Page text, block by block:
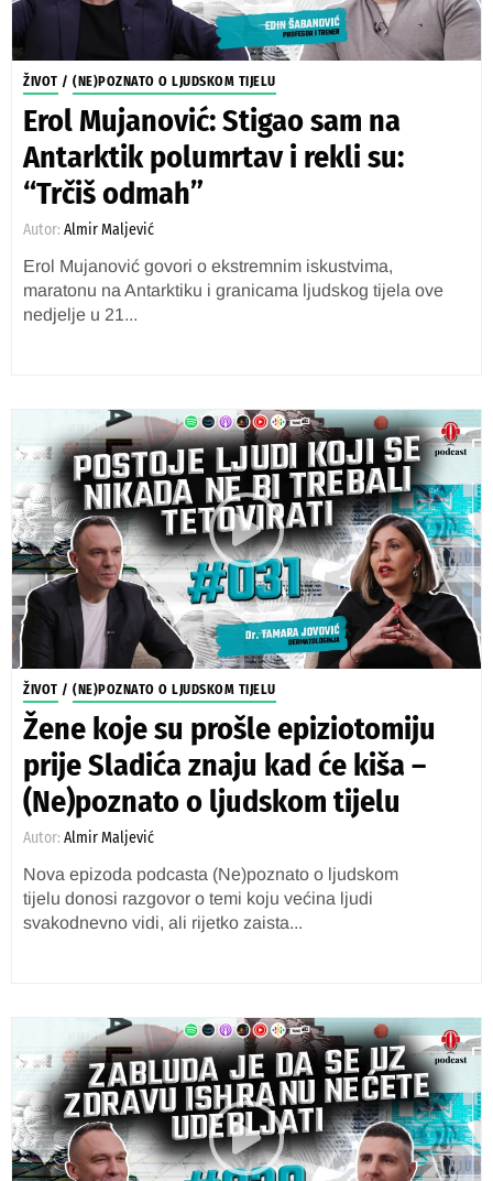
ŽIVOT / (NE)POZNATO O LJUDSKOM TIJELU
Erol Mujanović: Stigao sam na
Antarktik polumrtav i rekli su:
“Trčiš odmah”
Autor: Almir Maljević
Erol Mujanović govori o ekstremnim iskustvima,
maratonu na Antarktiku i granicama ljudskog tijela ove
nedjelje u 21...
ŽIVOT / (NE)POZNATO O LJUDSKOM TIJELU
Žene koje su prošle epiziotomiju
prije Sladića znaju kad će kiša –
(Ne)poznato o ljudskom tijelu
Autor: Almir Maljević
Nova epizoda podcasta (Ne)poznato o ljudskom
tijelu donosi razgovor o temi koju većina ljudi
svakodnevno vidi, ali rijetko zaista...